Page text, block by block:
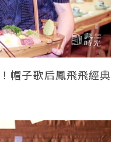
帽子歌后鳳飛飛經典